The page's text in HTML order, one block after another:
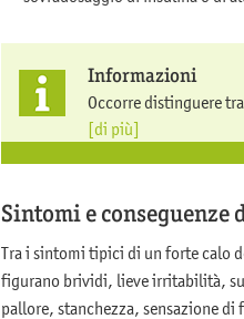
Informazioni
Occorre distinguere
[di più]
Sintomi e conseguenze
Tra i sintomi tipici di un forte calo
figurano brividi, lieve irritabilità,
pallore, stanchezza, sensazione di